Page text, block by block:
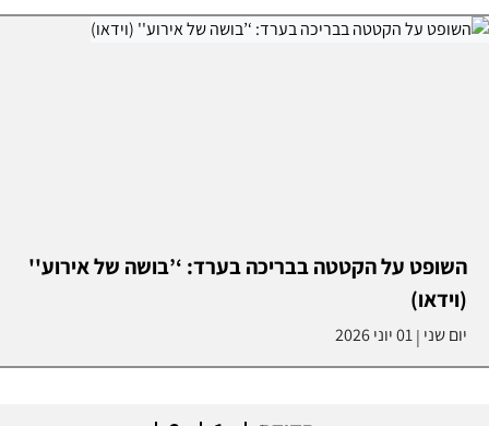
השופט על הקטטה בבריכה בערד: ‘’בושה של אירוע''
(וידאו)
יום שני |01 יוני 2026